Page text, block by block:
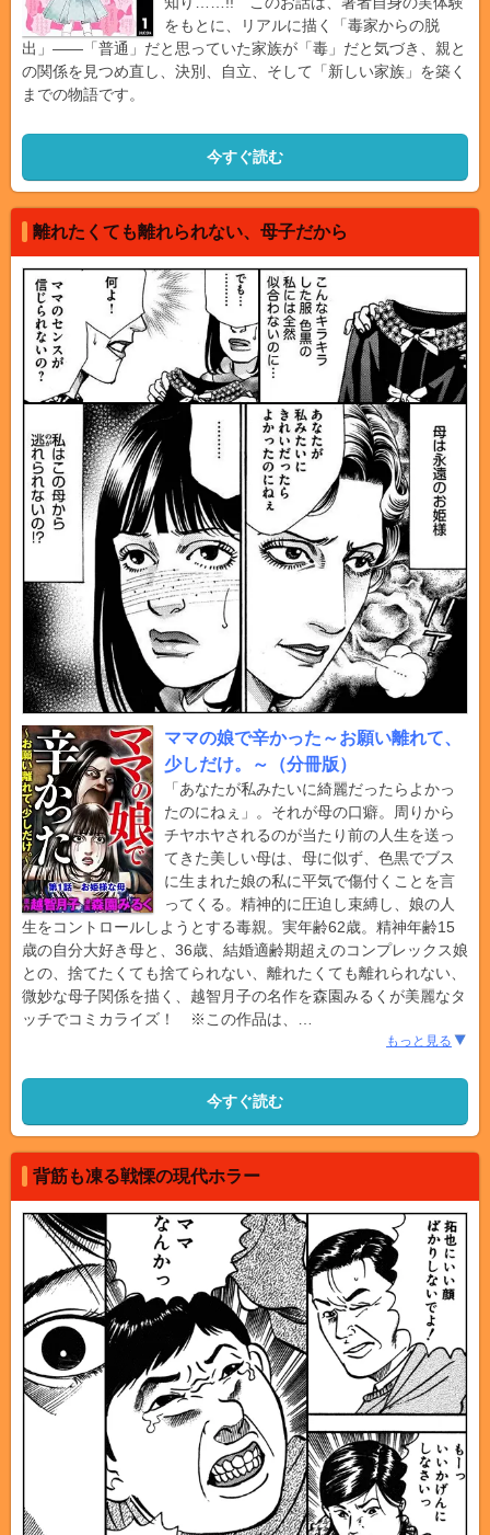
をもとに、リアルに描く「毒家からの脱
出」――「普通」だと思っていた家族が「毒」だと気づき、親と
の関係を見つめ直し、決別、自立、そして「新しい家族」を築く
までの物語です。
今すぐ読む
離れたくても離れられない、母子だから
ママの娘で辛かった～お願い離れて、
少しだけ。～（分冊版）
「あなたが私みたいに綺麗だったらよかっ
たのにねぇ」。それが母の口癖。周りから
チヤホヤされるのが当たり前の人生を送っ
てきた美しい母は、母に似ず、色黒でブス
に生まれた娘の私に平気で傷付くことを言
ってくる。精神的に圧迫し束縛し、娘の人
生をコントロールしようとする毒親。実年齢62歳。精神年齢15
歳の自分大好き母と、36歳、結婚適齢期超えのコンプレックス娘
との、捨てたくても捨てられない、離れたくても離れられない、
微妙な母子関係を描く、越智月子の名作を森園みるくが美麗なタ
ッチでコミカライズ！ ※この作品は、
…
もっと見る
今すぐ読む
背筋も凍る戦慄の現代ホラー